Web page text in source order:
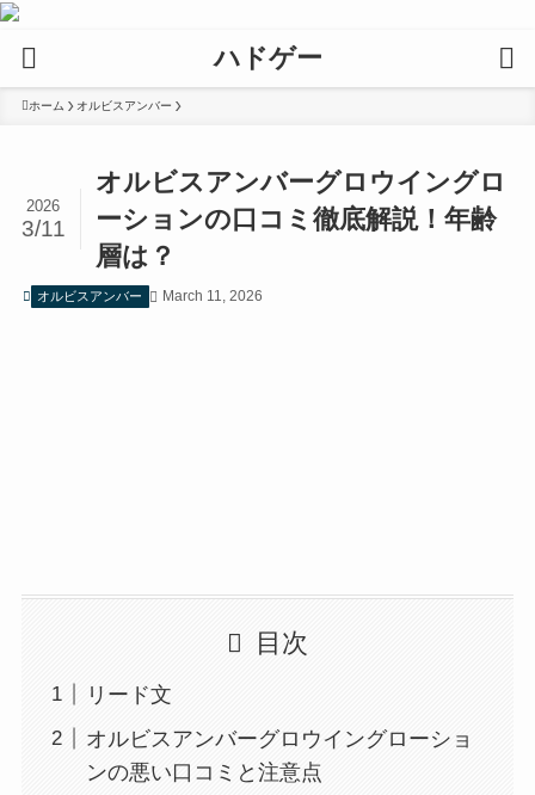
ハドゲー
ホーム オルビスアンバー
オルビスアンバーグロウイングロ
ーションの口コミ徹底解説！年齢
層は？
2026
3/11
オルビスアンバー March 11, 2026
目次
リード文
オルビスアンバーグロウイングローショ
ンの悪い口コミと注意点